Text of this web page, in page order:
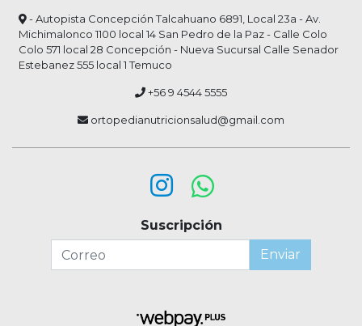
- Autopista Concepción Talcahuano 6891, Local 23a - Av.
Michimalonco 1100 local 14 San Pedro de la Paz - Calle Colo
Colo 571 local 28 Concepción - Nueva Sucursal Calle Senador
Estebanez 555 local 1 Temuco
+56 9 4544 5555
ortopedianutricionsalud@gmail.com
Suscripción
Enviar